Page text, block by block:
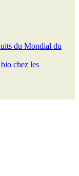
du Mondial du
chez les